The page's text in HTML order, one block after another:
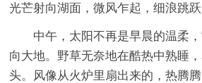
光芒射向湖面，微风乍起，细浪跳跃
中午，太阳不再是早晨的温柔
向大地。野草无奈地在酷热中熟睡
头。风像从火炉里扇出来的，热腾